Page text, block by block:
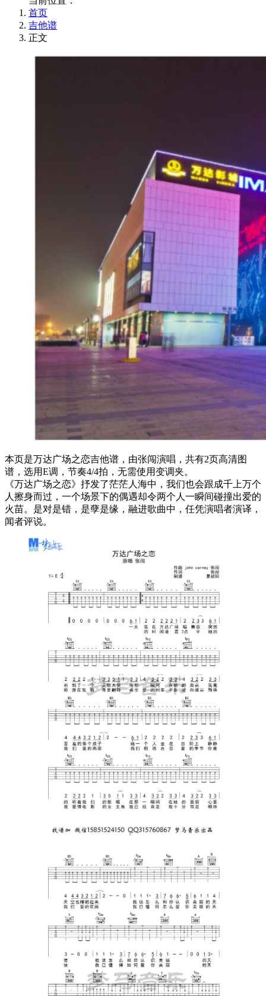
首页
吉他谱
正文
本页是万达广场之恋吉他谱，由张闯演唱，共有2页高清图
谱，选用E调，节奏4/4拍，无需使用变调夹。
《万达广场之恋》抒发了茫茫人海中，我们也会跟成千上万个
人擦身而过，一个场景下的偶遇却令两个人一瞬间碰撞出爱的
火苗。是对是错，是孽是缘，融进歌曲中，任凭演唱者演译，
闻者评说。